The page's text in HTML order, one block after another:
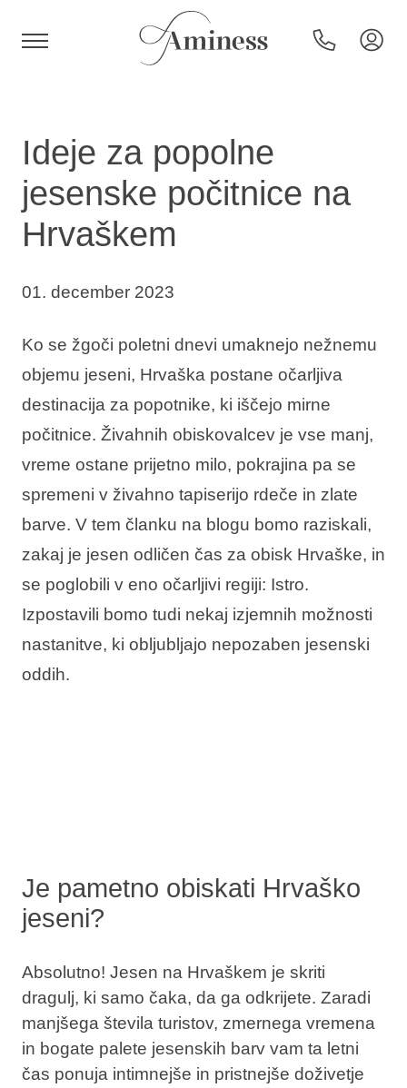
Hoteli in resorti
Destinacije
Vrste počitnic
Ami Loyalty program
Blogovi
Ideje za popolne
jesenske počitnice na
Hrvaškem
01. december 2023
Ko se žgoči poletni dnevi umaknejo nežnemu
objemu jeseni, Hrvaška postane očarljiva
destinacija za popotnike, ki iščejo mirne
počitnice. Živahnih obiskovalcev je vse manj,
vreme ostane prijetno milo, pokrajina pa se
spremeni v živahno tapiserijo rdeče in zlate
barve. V tem članku na blogu bomo raziskali,
zakaj je jesen odličen čas za obisk Hrvaške, in
se poglobili v eno očarljivi regiji: Istro.
Izpostavili bomo tudi nekaj izjemnih možnosti
nastanitve, ki obljubljajo nepozaben jesenski
oddih.
Je pametno obiskati Hrvaško
jeseni?
Absolutno! Jesen na Hrvaškem je skriti
dragulj, ki samo čaka, da ga odkrijete. Zaradi
manjšega števila turistov, zmernega vremena
in bogate palete jesenskih barv vam ta letni
čas ponuja intimnejše in pristnejše doživetje